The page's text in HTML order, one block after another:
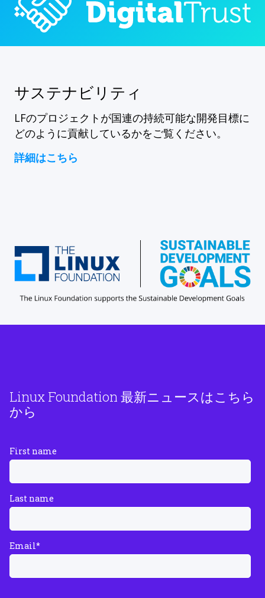
サステナビリティ
LFのプロジェクトが国連の持続可能な開発目標に
どのように貢献しているかをご覧ください。
詳細はこちら
Linux Foundation 最新ニュースはこちら
から
First name
Last name
Email*